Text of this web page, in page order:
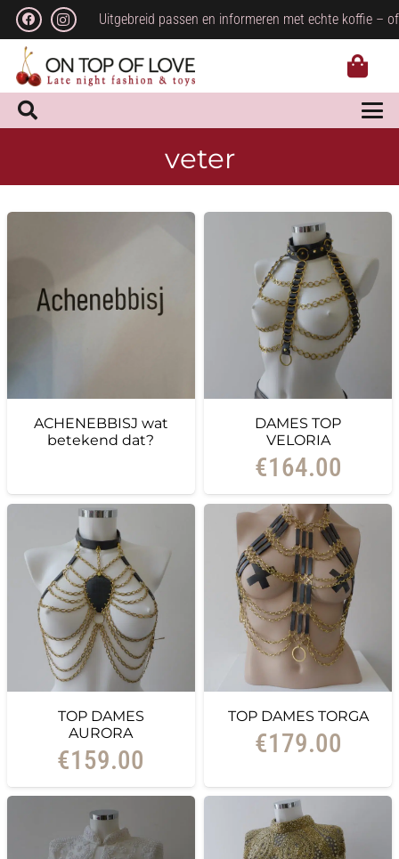
Uitgebreid passen en informeren met echte koffie –
veter
ACHENEBBISJ wat
betekend dat?
DAMES TOP
VELORIA
€164.00
TOP DAMES
AURORA
€159.00
TOP DAMES TORGA
€179.00